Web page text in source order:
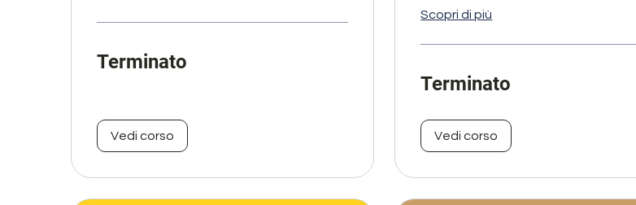
Terminato
Vedi corso
Scopri di più
Terminato
Vedi corso